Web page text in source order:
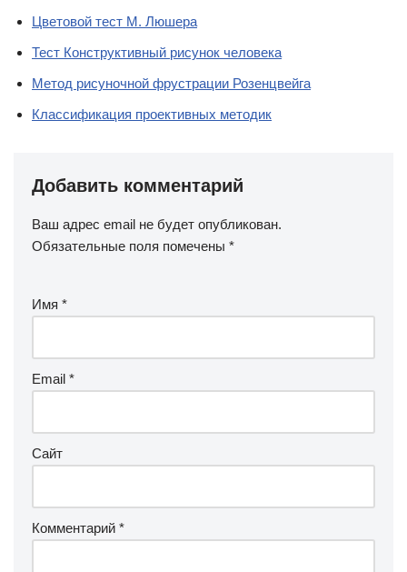
Цветовой тест М. Люшера
Тест Конструктивный рисунок человека
Метод рисуночной фрустрации Розенцвейга
Классификация проективных методик
Добавить комментарий
Ваш адрес email не будет опубликован.
Обязательные поля помечены *
Имя *
Email *
Сайт
Комментарий *